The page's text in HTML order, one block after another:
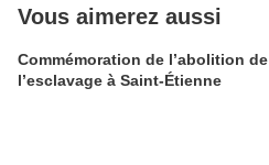
Vous aimerez aussi
Commémoration de l’abolition de
l’esclavage à Saint-Étienne